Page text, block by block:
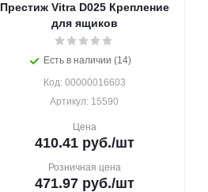
Престиж Vitra D025 Крепление
для ящиков
Есть в наличии (14)
Код: 00000016603
Артикул: 15590
Цена
410.41руб./шт
Розничная цена
471.97руб./шт